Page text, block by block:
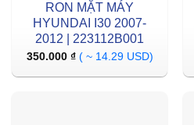
RON MẶT MÁY
HYUNDAI I30 2007-
2012 | 223112B001
350.000 ₫ ( ~ 14.29 USD)